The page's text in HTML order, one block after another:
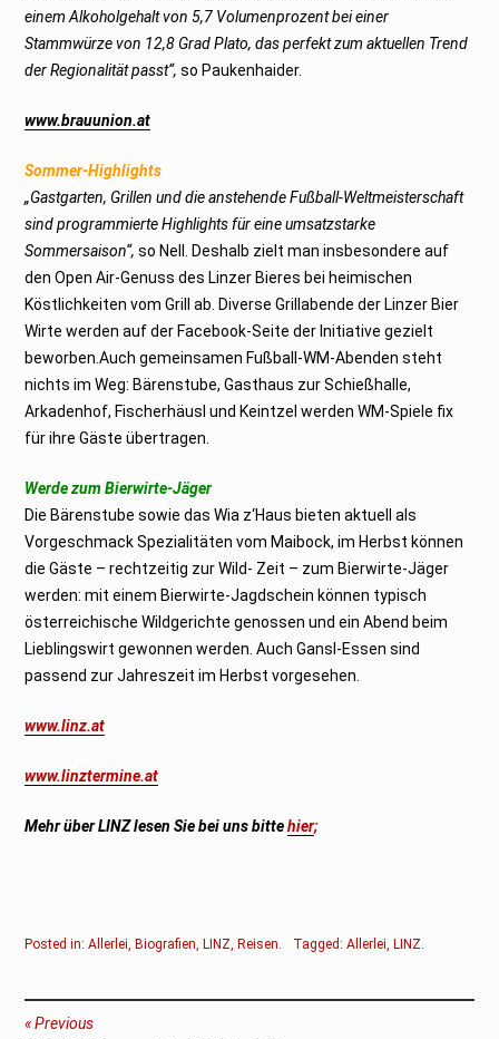
einem Alkoholgehalt von 5,7 Volumenprozent bei einer
Stammwürze von 12,8 Grad Plato, das perfekt zum aktuellen Trend
der Regionalität passt“, so Paukenhaider.
www.brauunion.at
Sommer-Highlights
„Gastgarten, Grillen und die anstehende Fußball-Weltmeisterschaft
sind programmierte Highlights für eine umsatzstarke
Sommersaison“, so Nell. Deshalb zielt man insbesondere auf
den Open Air-Genuss des Linzer Bieres bei heimischen
Köstlichkeiten vom Grill ab. Diverse Grillabende der Linzer Bier
Wirte werden auf der Facebook-Seite der Initiative gezielt
beworben.Auch gemeinsamen Fußball-WM-Abenden steht
nichts im Weg: Bärenstube, Gasthaus zur Schießhalle,
Arkadenhof, Fischerhäusl und Keintzel werden WM-Spiele fix
für ihre Gäste übertragen.
Werde zum Bierwirte-Jäger
Die Bärenstube sowie das Wia z‘Haus bieten aktuell als
Vorgeschmack Spezialitäten vom Maibock, im Herbst können
die Gäste – rechtzeitig zur Wild- Zeit – zum Bierwirte-Jäger
werden: mit einem Bierwirte-Jagdschein können typisch
österreichische Wildgerichte genossen und ein Abend beim
Lieblingswirt gewonnen werden. Auch Gansl-Essen sind
passend zur Jahreszeit im Herbst vorgesehen.
www.linz.at
www.linztermine.at
Mehr über LINZ lesen Sie bei uns bitte hier;
Posted in:Allerlei,Biografien,LINZ,Reisen. Tagged:Allerlei,LINZ.
Beitragsnavigation
Previous